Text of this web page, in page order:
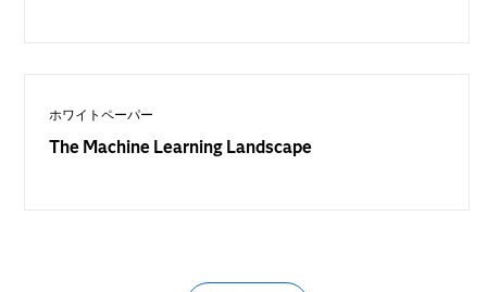
ホワイトペーパー
The Machine Learning Landscape